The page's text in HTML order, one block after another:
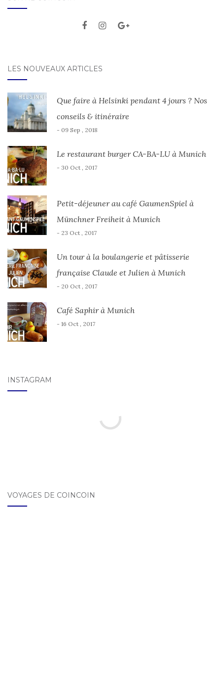
LES NOUVEAUX ARTICLES
Que faire à Helsinki pendant 4 jours ? Nos
conseils & itinéraire
- 09 Sep , 2018
Le restaurant burger CA-BA-LU à Munich
- 30 Oct , 2017
Petit-déjeuner au café GaumenSpiel à
Münchner Freiheit à Munich
- 23 Oct , 2017
Un tour à la boulangerie et pâtisserie
française Claude et Julien à Munich
- 20 Oct , 2017
Café Saphir à Munich
- 16 Oct , 2017
INSTAGRAM
VOYAGES DE COINCOIN